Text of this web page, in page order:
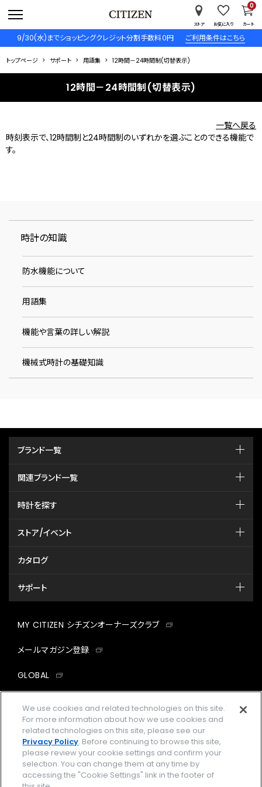
9/30(水)までショッピングクレジット分割手数料０円 ご利用条件はこちら
ストア お気に入り カート
0
トップページ サポート 用語集 12時間－24時間制(切替表示)
12時間－24時間制(切替表示)
一覧へ戻る
時刻表示で、12時間制と24時間制のいずれかを選ぶことのできる機能で
す。
時計の知識
防水機能について
用語集
機能や言葉の詳しい解説
機械式時計の基礎知識
ブランド一覧
関連ブランド一覧
時計を探す
ストア/イベント
カタログ
サポート
MY CITIZEN シチズンオーナーズクラブ
メールマガジン登録
GLOBAL
facebookinstagramtwitter
企業情報 ご利用規約
プライバシーポリシー Cookies Settings
We use cookies and related technologies on this site.
For more information about how we use cookies and
related technologies on this site, please see our
Privacy Policy. Before continuing to browse this site,
please review your cookie settings and confirm your
selection. You can change them at any time by
accessing the "Cookie Settings" link in the footer of